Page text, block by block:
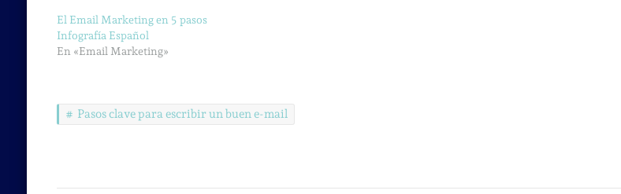
El Email Marketing en 5 pasos
Infografía Español
En «Email Marketing»
Pasos clave para escribir un buen e-mail